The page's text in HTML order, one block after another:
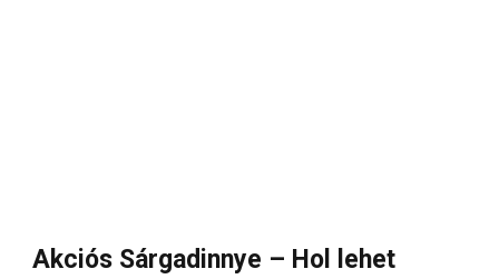
Akciós Sárgadinnye – Hol lehet